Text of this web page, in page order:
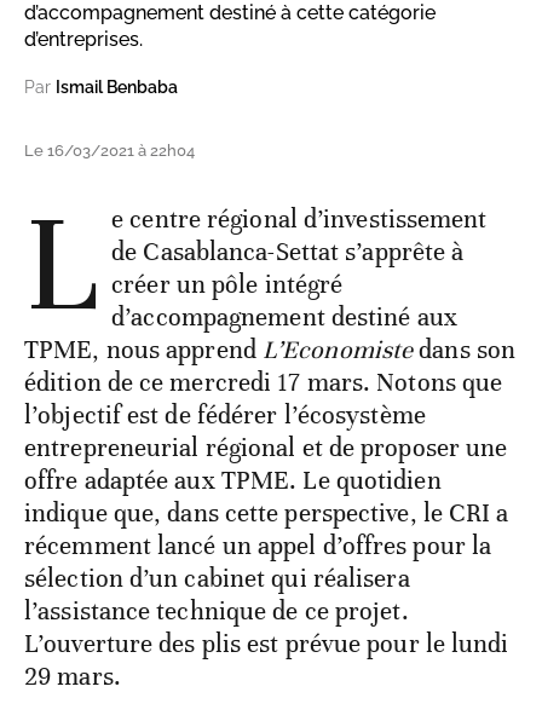
d’accompagnement destiné à cette catégorie
d’entreprises.
Par Ismail Benbaba
Le 16/03/2021 à 22h04
L e centre régional d’investissement
de Casablanca-Settat s’apprête à
créer un pôle intégré
d’accompagnement destiné aux
TPME, nous apprend L’Economistedans son
édition de ce mercredi 17 mars. Notons que
l’objectif est de fédérer l’écosystème
entrepreneurial régional et de proposer une
offre adaptée aux TPME. Le quotidien
indique que, dans cette perspective, le CRI a
récemment lancé un appel d’offres pour la
sélection d’un cabinet qui réalisera
l’assistance technique de ce projet.
L’ouverture des plis est prévue pour le lundi
29 mars.